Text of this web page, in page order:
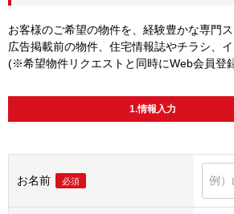
お客様のご希望の物件を、経験豊かな専門
広告掲載前の物件、住宅情報誌やチラシ、
(※希望物件リクエストと同時にWeb会員登
1.情報入力
お名前 必須